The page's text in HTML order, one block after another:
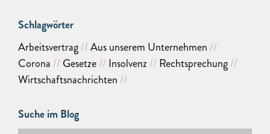
Schlagwörter
Arbeitsvertrag
Aus unserem Unternehmen
Corona
Gesetze Insolvenz
Rechtsprechung
Wirtschaftsnachrichten
Suche im Blog